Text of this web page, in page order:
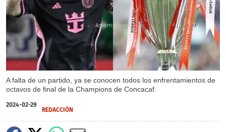
A falta de un partido, ya se conocen todos los enfrentamientos de
octavos de final de la Champions de Concacaf.
X
X
2024-02-29
REDACCIÓN